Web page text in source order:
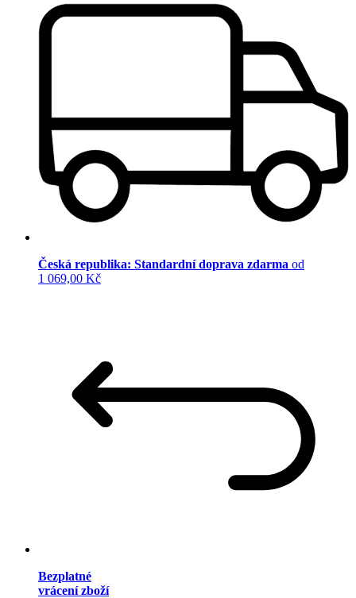
Česká republika: Standardní doprava zdarma od
1 069,00 Kč
Bezplatné
vrácení zboží